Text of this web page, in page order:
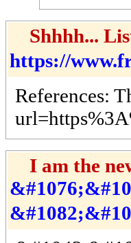
Shhhh...
https://
References:
I am the